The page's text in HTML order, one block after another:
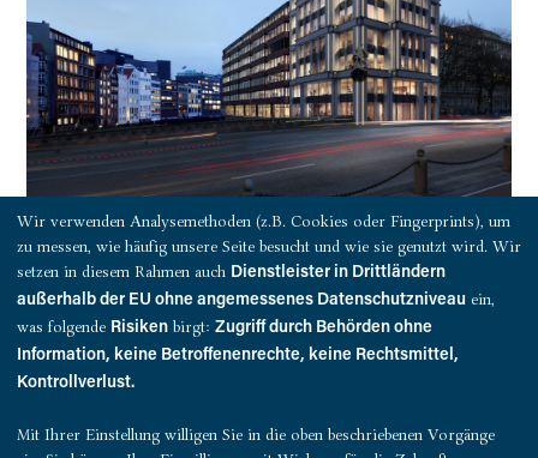
Foto:
Pressebild Download
Pressemitteilung als PDF herunterladen
Wir verwenden Analysemethoden (z.B. Cookies oder Fingerprints), um
zu messen, wie häufig unsere Seite besucht und wie sie genutzt wird. Wir
setzen in diesem Rahmen auch Dienstleister in Drittländern
außerhalb der EU ohne angemessenes Datenschutzniveau ein,
was folgende Risiken birgt: Zugriff durch Behörden ohne
Information, keine Betroffenenrechte, keine Rechtsmittel,
Kontrollverlust.
Mit Ihrer Einstellung willigen Sie in die oben beschriebenen Vorgänge